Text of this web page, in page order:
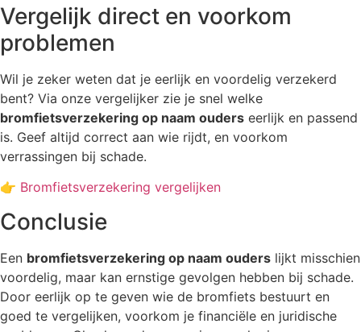
Vergelijk direct en voorkom
problemen
Wil je zeker weten dat je eerlijk en voordelig verzekerd
bent? Via onze vergelijker zie je snel welke
bromfietsverzekering op naam ouders eerlijk en passend
is. Geef altijd correct aan wie rijdt, en voorkom
verrassingen bij schade.
👉 Bromfietsverzekering vergelijken
Conclusie
Een bromfietsverzekering op naam ouders lijkt misschien
voordelig, maar kan ernstige gevolgen hebben bij schade.
Door eerlijk op te geven wie de bromfiets bestuurt en
goed te vergelijken, voorkom je financiële en juridische